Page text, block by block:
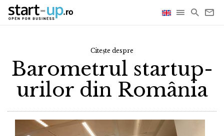
Citește despre
Barometrul startup-
urilor din România